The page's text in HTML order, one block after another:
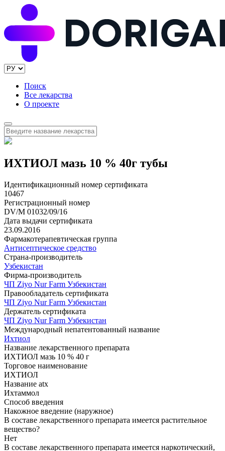
Поиск
Все лекарства
О проекте
ИХТИОЛ мазь 10 % 40г тубы
Идентификационный номер сертификата
10467
Регистрационный номер
DV/M 01032/09/16
Дата выдачи сертификата
23.09.2016
Фармакотерапевтическая группа
Антисептическое средство
Страна-производитель
Узбекистан
Фирма-производитель
ЧП Ziyo Nur Farm Узбекистан
Правообладатель сертификата
ЧП Ziyo Nur Farm Узбекистан
Держатель сертификата
ЧП Ziyo Nur Farm Узбекистан
Международный непатентованный название
Ихтиол
Название лекарственного препарата
ИХТИОЛ мазь 10 % 40 г
Торговое наименование
ИХТИОЛ
Название atx
Ихтаммол
Способ введения
Накожное введение (наружное)
В составе лекарственного препарата имеется растительное
вещество?
Нет
В составе лекарственного препарата имеется наркотический,